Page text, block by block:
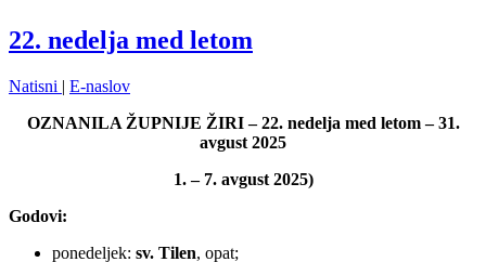
22. nedelja med letom
Natisni | E-naslov
OZNANILA ŽUPNIJE ŽIRI – 22. nedelja med letom – 31.
avgust 2025
1. – 7. avgust 2025)
Godovi:
ponedeljek: sv. Tilen, opat;